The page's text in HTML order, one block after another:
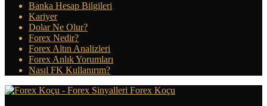
Banka Hesap Bilgileri
Kariyer
Dolar Ne Olur?
Forex Nedir?
Forex Altın Analizleri
Forex Anlık Yorumları
Nasıl FK Kullanırım?
Forex Koçu